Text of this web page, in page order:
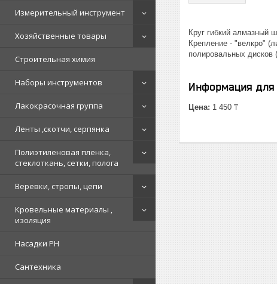
Измерительный инструмент
Хозяйственные товары
Строительная химия
Наборы инструментов
Лакокрасочная группа
Ленты ,скотчи, серпянка
Полиэтиленовая пленка,
стеклоткань, сетки, полога
Веревки, стропы, цепи
Кровельные материалы ,
изоляция
Насадки PH
Сантехника
Круг гибкий алмазный
Крепление - "велкро"
полировальных
Информация для
Цена: 1 450 ₸